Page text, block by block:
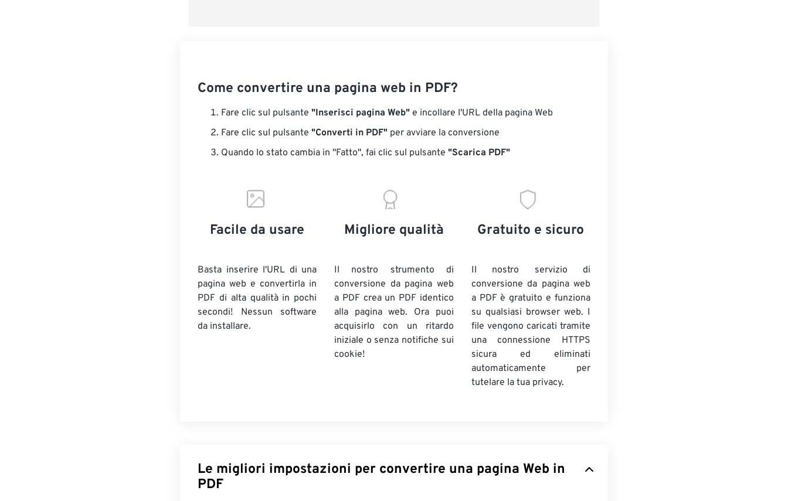
Come convertire una pagina web in PDF?
Fare clic sul pulsante "Inserisci pagina Web" e incollare l'URL della pagina Web
Fare clic sul pulsante "Converti in PDF" per avviare la conversione
Quando lo stato cambia in "Fatto", fai clic sul pulsante "Scarica PDF"
Facile da usare
Basta inserire l'URL di una
pagina web e convertirla in
PDF di alta qualità in pochi
secondi! Nessun software
da installare.
Migliore qualità
Il nostro strumento di
conversione da pagina web
a PDF crea un PDF identico
alla pagina web. Ora puoi
acquisirlo con un ritardo
iniziale o senza notifiche sui
cookie!
Gratuito e sicuro
Il nostro servizio di
conversione da pagina web
a PDF è gratuito e funziona
su qualsiasi browser web. I
file vengono caricati tramite
una connessione HTTPS
sicura ed eliminati
automaticamente per
tutelare la tua privacy.
Le migliori impostazioni per convertire una pagina Web in
PDF